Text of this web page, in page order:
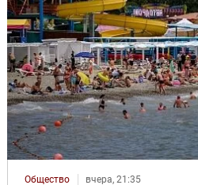
Общество вчера, 21:35